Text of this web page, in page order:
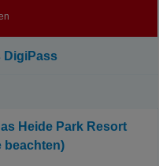
DigiPass
Heide Park Resort
beachten)